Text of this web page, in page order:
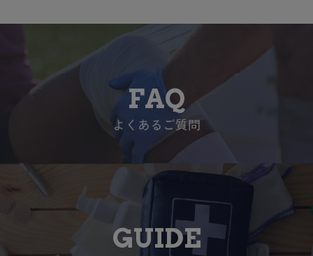
FAQ
よくあるご質問
GUIDE